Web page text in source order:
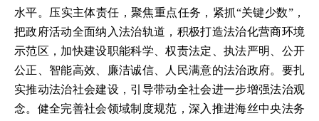
水平。压实主体责任，聚焦重点任务，紧抓“关键少数”，
把政府活动全面纳入法治轨道，积极打造法治化营商环境
示范区，加快建设职能科学、权责法定、执法严明、公开
公正、智能高效、廉洁诚信、人民满意的法治政府。要扎
实推动法治社会建设，引导带动全社会进一步增强法治观
念。健全完善社会领域制度规范，深入推进海丝中央法务